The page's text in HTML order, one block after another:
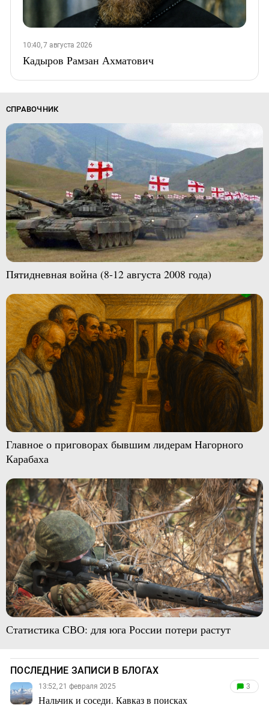
10:40, 7 августа 2026
Кадыров Рамзан Ахматович
СПРАВОЧНИК
Пятидневная война (8-12 августа 2008 года)
Главное о приговорах бывшим лидерам Нагорного
Карабаха
Статистика СВО: для юга России потери растут
ПОСЛЕДНИЕ ЗАПИСИ В БЛОГАХ
13:52, 21 февраля 2025
Нальчик и соседи. Кавказ в поисках
3